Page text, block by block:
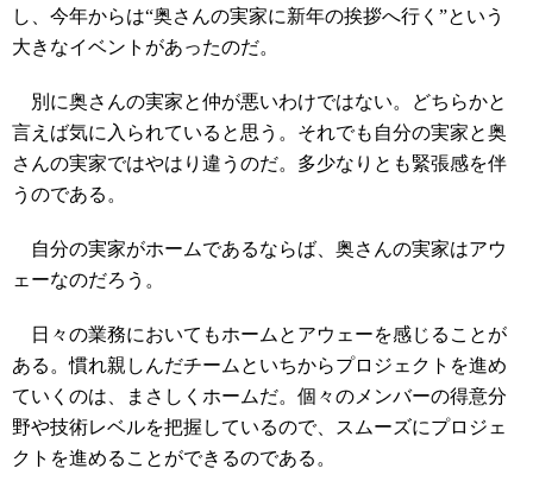
し、今年からは“奥さんの実家に新年の挨拶へ行く”という
大きなイベントがあったのだ。
別に奥さんの実家と仲が悪いわけではない。どちらかと
言えば気に入られていると思う。それでも自分の実家と奥
さんの実家ではやはり違うのだ。多少なりとも緊張感を伴
うのである。
自分の実家がホームであるならば、奥さんの実家はアウ
ェーなのだろう。
日々の業務においてもホームとアウェーを感じることが
ある。慣れ親しんだチームといちからプロジェクトを進め
ていくのは、まさしくホームだ。個々のメンバーの得意分
野や技術レベルを把握しているので、スムーズにプロジェ
クトを進めることができるのである。